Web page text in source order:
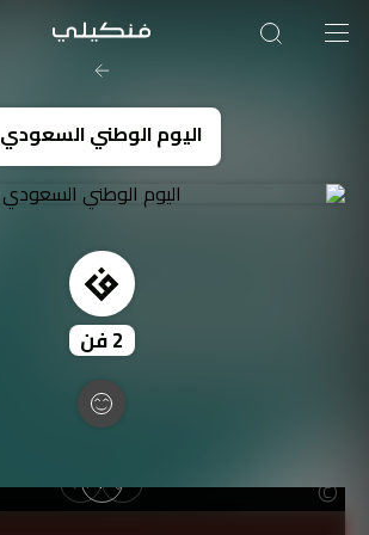
اليوم الوطني السعودي
2فن
صورة الغلاف من فن
SOUFIANE Abid